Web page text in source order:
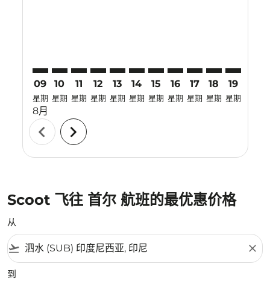
09
星期
8月
10
星期
11
星期
12
星期
13
星期
14
星期
15
星期
16
星期
17
星期
18
星期
19
星期
chevron_left chevron_right
Scoot 飞往 首尔 航班的最优惠价格
从
flight_takeoff close
到